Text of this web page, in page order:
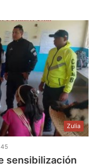
Zulia
45
sensibilización